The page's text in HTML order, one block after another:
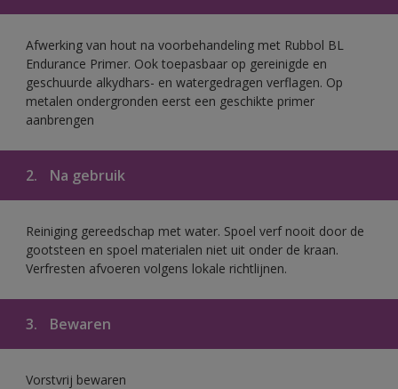
Afwerking van hout na voorbehandeling met Rubbol BL
Endurance Primer. Ook toepasbaar op gereinigde en
geschuurde alkydhars- en watergedragen verflagen. Op
metalen ondergronden eerst een geschikte primer
aanbrengen
2. Na gebruik
Reiniging gereedschap met water. Spoel verf nooit door de
gootsteen en spoel materialen niet uit onder de kraan.
Verfresten afvoeren volgens lokale richtlijnen.
3. Bewaren
Vorstvrij bewaren